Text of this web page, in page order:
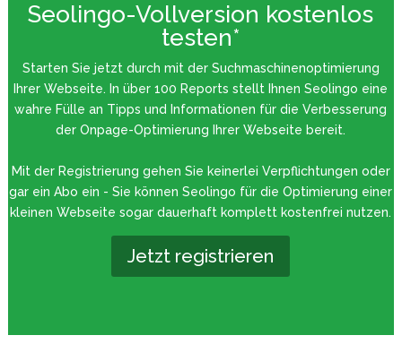
Seolingo-Vollversion kostenlos
testen*
Starten Sie jetzt durch mit der Suchmaschinenoptimierung
Ihrer Webseite. In über 100 Reports stellt Ihnen Seolingo eine
wahre Fülle an Tipps und Informationen für die Verbesserung
der Onpage-Optimierung Ihrer Webseite bereit.
Mit der Registrierung gehen Sie keinerlei Verpflichtungen oder
gar ein Abo ein - Sie können Seolingo für die Optimierung einer
kleinen Webseite sogar dauerhaft komplett kostenfrei nutzen.
Jetzt registrieren